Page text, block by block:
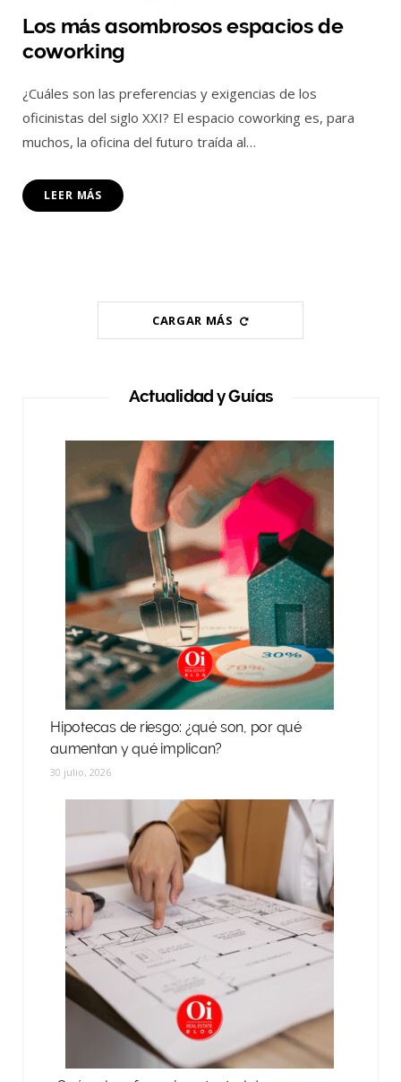
Los más asombrosos espacios de
coworking
¿Cuáles son las preferencias y exigencias de los
oficinistas del siglo XXI? El espacio coworking es, para
muchos, la oficina del futuro traída al…
LEER MÁS
CARGAR MÁS
Actualidad y Guías
Hipotecas de riesgo: ¿qué son, por qué
aumentan y qué implican?
30 julio, 2026